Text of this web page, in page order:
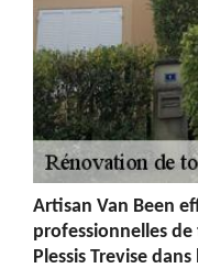
Artisan Van Been
professionnelles
Plessis Trevise dans